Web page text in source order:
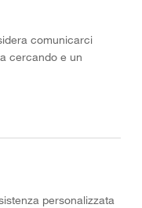
comunicarci
cercando e un
personalizzata